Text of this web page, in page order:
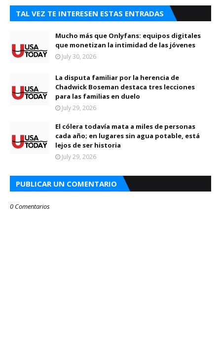
TAL VEZ TE INTERESEN ESTAS ENTRADAS
Mucho más que Onlyfans: equipos digitales
que monetizan la intimidad de las jóvenes
July 30, 2026
La disputa familiar por la herencia de
Chadwick Boseman destaca tres lecciones
para las familias en duelo
July 29, 2026
El cólera todavía mata a miles de personas
cada año; en lugares sin agua potable, está
lejos de ser historia
July 29, 2026
PUBLICAR UN COMENTARIO
0 Comentarios